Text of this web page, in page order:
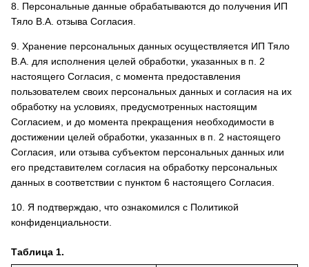
8. Персональные данные обрабатываются до получения ИП
Тяло В.А. отзыва Согласия.
9. Хранение персональных данных осуществляется ИП Тяло
В.А. для исполнения целей обработки, указанных в п. 2
настоящего Согласия, с момента предоставления
пользователем своих персональных данных и согласия на их
обработку на условиях, предусмотренных настоящим
Согласием, и до момента прекращения необходимости в
достижении целей обработки, указанных в п. 2 настоящего
Согласия, или отзыва субъектом персональных данных или
его представителем согласия на обработку персональных
данных в соответствии с пунктом 6 настоящего Согласия.
10. Я подтверждаю, что ознакомился с Политикой
конфиденциальности.
Таблица 1.